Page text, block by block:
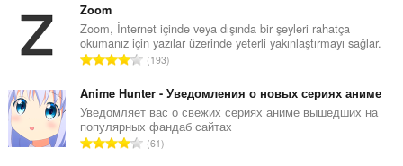
s
ı
:
s
a
y
ı
s
ı
:
l
a
m
y
s
a
y
Zoom
Zoom, İnternet içinde veya dışında bir şeyleri rahatça
okumanız için yazılar üzerinde yeterli yakınlaştırmayı sağlar.
T
p
l
a
m
193
Anime Hunter - Уведомления о новых сериях аниме
Уведомляет вас о свежих сериях аниме вышедших на
популярных фандаб сайтах
T61